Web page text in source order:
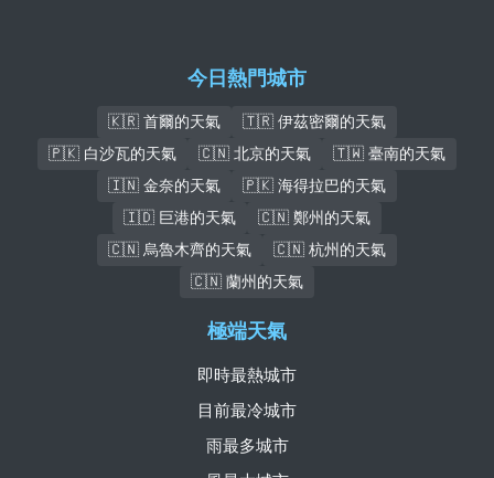
今日熱門城市
🇰🇷 首爾的天氣
🇹🇷 伊茲密爾的天氣
🇵🇰 白沙瓦的天氣
🇨🇳 北京的天氣
🇹🇼 臺南的天氣
🇮🇳 金奈的天氣
🇵🇰 海得拉巴的天氣
🇮🇩 巨港的天氣
🇨🇳 鄭州的天氣
🇨🇳 烏魯木齊的天氣
🇨🇳 杭州的天氣
🇨🇳 蘭州的天氣
極端天氣
即時最熱城市
目前最冷城市
雨最多城市